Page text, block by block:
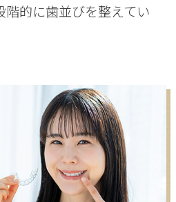
階的に歯並びを整えてい